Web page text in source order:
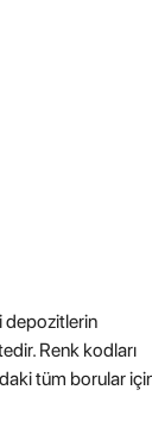
depozitlerin
Renk kodları
tüm borular